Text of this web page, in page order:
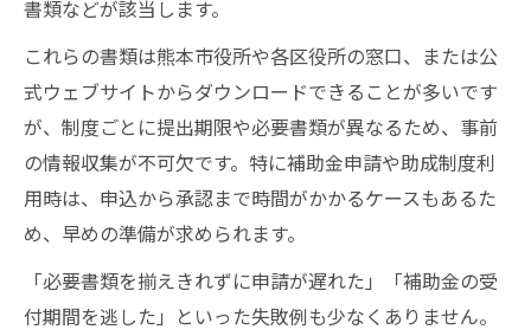
書類などが該当します。
これらの書類は熊本市役所や各区役所の窓口、または公
式ウェブサイトからダウンロードできることが多いです
が、制度ごとに提出期限や必要書類が異なるため、事前
の情報収集が不可欠です。特に補助金申請や助成制度利
用時は、申込から承認まで時間がかかるケースもあるた
め、早めの準備が求められます。
「必要書類を揃えきれずに申請が遅れた」「補助金の受
付期間を逃した」といった失敗例も少なくありません。